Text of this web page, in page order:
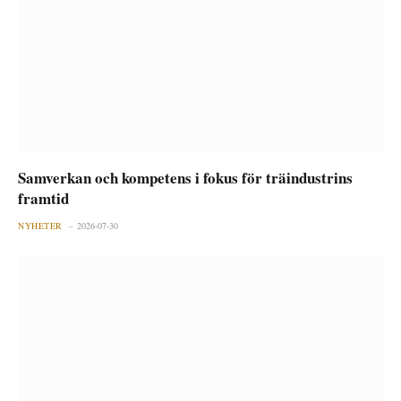
Samverkan och kompetens i fokus för träindustrins
framtid
NYHETER 2026-07-30